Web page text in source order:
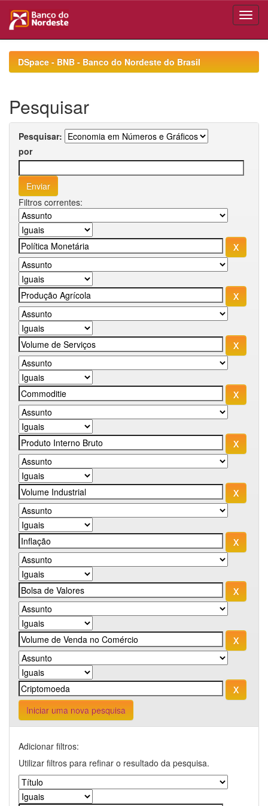
navigationDSpace - BNB - Banco do Nordeste do Brasil
Pesquisar
Pesquisar:
por
Filtros correntes:
Iniciar uma nova pesquisa
Adicionar filtros:
Utilizar filtros para refinar o resultado da pesquisa.